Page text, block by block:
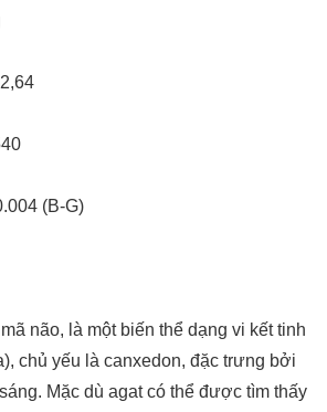
(B-G)
não, là một biến thể dạng vi kết tinh
chủ yếu là canxedon, đặc trưng bởi
Mặc dù agat có thể được tìm thấy